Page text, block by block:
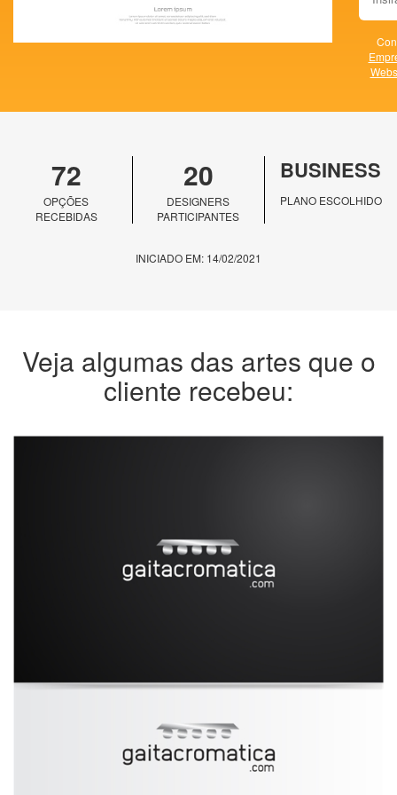
72
OPÇÕES
RECEBIDAS
20
DESIGNERS
PARTICIPANTES
BUSINESS
PLANO ESCOLHIDO
INICIADO EM: 14/02/2021
Veja algumas das artes que o
cliente recebeu: